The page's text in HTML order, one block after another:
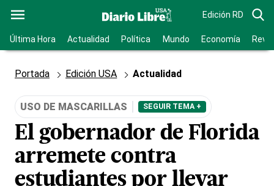
Edición RD
Última Hora Actualidad Política Mundo Economía
Portada Edición USA Actualidad
USO DE MASCARILLAS SEGUIR TEMA +
El gobernador de Florida
arremete contra
estudiantes por llevar